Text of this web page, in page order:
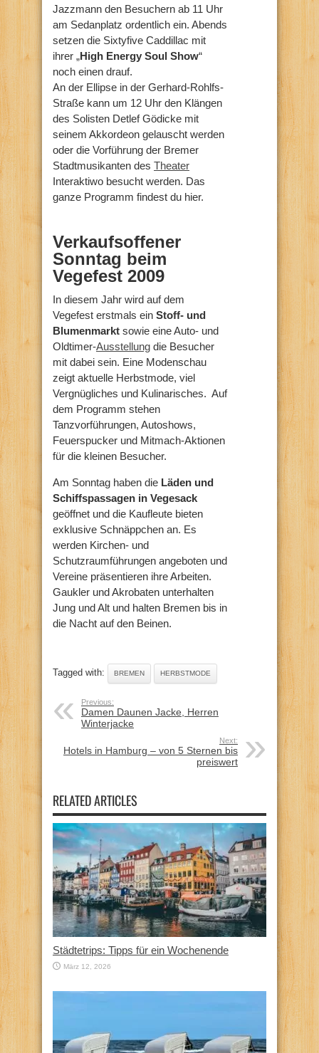
Jazzmann den Besuchern ab 11 Uhr
am Sedanplatz ordentlich ein. Abends
setzen die Sixtyfive Caddillac mit
ihrer „High Energy Soul Show“
noch einen drauf.
An der Ellipse in der Gerhard-Rohlfs-
Straße kann um 12 Uhr den Klängen
des Solisten Detlef Gödicke mit
seinem Akkordeon gelauscht werden
oder die Vorführung der Bremer
Stadtmusikanten des Theater
Interaktiwo besucht werden. Das
ganze Programm findest du hier.
Verkaufsoffener
Sonntag beim
Vegefest 2009
In diesem Jahr wird auf dem
Vegefest erstmals ein Stoff- und
Blumenmarkt sowie eine Auto- und
Oldtimer-Ausstellung die Besucher
mit dabei sein. Eine Modenschau
zeigt aktuelle Herbstmode, viel
Vergnügliches und Kulinarisches. Auf
dem Programm stehen
Tanzvorführungen, Autoshows,
Feuerspucker und Mitmach-Aktionen
für die kleinen Besucher.
Am Sonntag haben die Läden und
Schiffspassagen in Vegesack
geöffnet und die Kaufleute bieten
exklusive Schnäppchen an. Es
werden Kirchen- und
Schutzraumführungen angeboten und
Vereine präsentieren ihre Arbeiten.
Gaukler und Akrobaten unterhalten
Jung und Alt und halten Bremen bis in
die Nacht auf den Beinen.
Tagged with: BREMEN HERBSTMODE
Previous:
Damen Daunen Jacke, Herren
Winterjacke
Next:
Hotels in Hamburg – von 5 Sternen bis
preiswert
RELATED ARTICLES
Städtetrips: Tipps für ein Wochenende
März 12, 2026